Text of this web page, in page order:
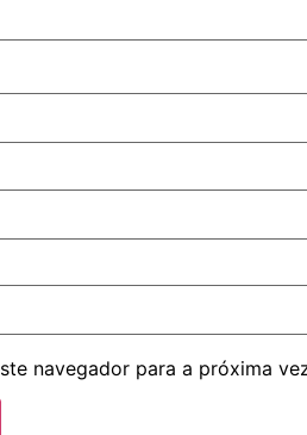
navegador para a próxima